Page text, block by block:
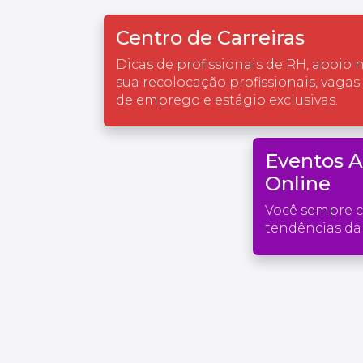
Centro de Carreiras
Dicas de profissionais de RH, apoio
sua recolocação profissionais, vagas
de emprego e estágio exclusivas.
Eventos
Online
Você sempre
tendências da